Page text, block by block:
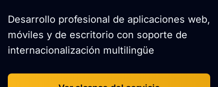
Desarrollo profesional de aplicaciones web,
móviles y de escritorio con soporte de
internacionalización multilingüe